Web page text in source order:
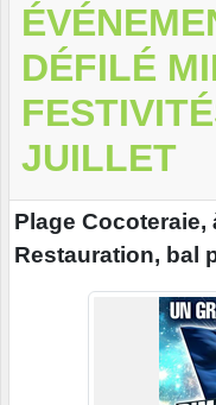
DÉFILÉ
JUILLET
Plage Cocoteraie,
Restauration, bal